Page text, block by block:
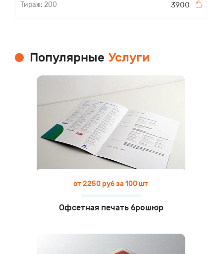
3900
Популярные Услуги
от 2250 руб за 100 шт
Офсетная печать брошюр